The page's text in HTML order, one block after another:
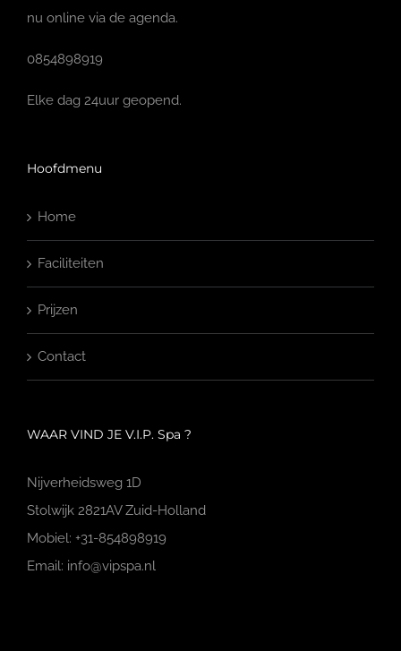
nu online via de agenda.
0854898919
Elke dag 24uur geopend.
Hoofdmenu
Home
Faciliteiten
Prijzen
Contact
WAAR VIND JE V.I.P. Spa ?
Nijverheidsweg 1D
Stolwijk 2821AV Zuid-Holland
Mobiel: +31-854898919
Email: info@vipspa.nl